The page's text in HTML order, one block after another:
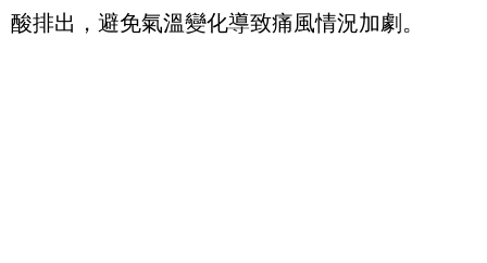
酸排出，避免氣溫變化導致痛風情況加劇。